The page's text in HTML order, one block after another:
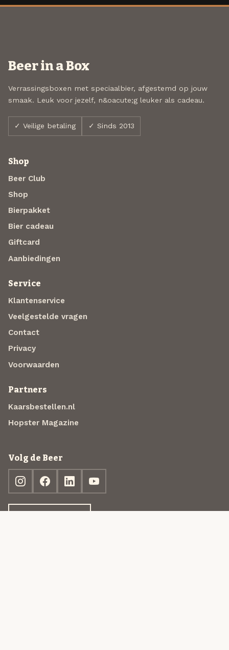
Beer in a Box
Verrassingsboxen met speciaalbier, afgestemd op jouw
smaak. Leuk voor jezelf, n&oacute;g leuker als cadeau.
✓ Veilige betaling ✓ Sinds 2013
Shop
Beer Club
Shop
Bierpakket
Bier cadeau
Giftcard
Aanbiedingen
Service
Klantenservice
Veelgestelde vragen
Contact
Privacy
Voorwaarden
Partners
Kaarsbestellen.nl
Hopster Magazine
Volg de Beer